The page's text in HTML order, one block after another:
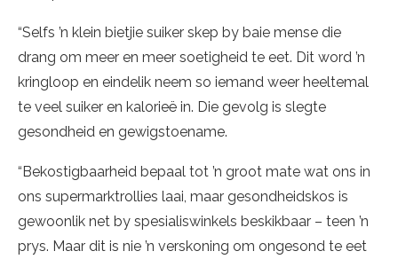
“Selfs ’n klein bietjie suiker skep by baie mense die
drang om meer en meer soetigheid te eet. Dit word ’n
kringloop en eindelik neem so iemand weer heeltemal
te veel suiker en kalorieë in. Die gevolg is slegte
gesondheid en gewigstoename.
“Bekostigbaarheid bepaal tot ’n groot mate wat ons in
ons supermarktrollies laai, maar gesondheidskos is
gewoonlik net by spesialiswinkels beskikbaar – teen ’n
prys. Maar dit is nie ’n verskoning om ongesond te eet